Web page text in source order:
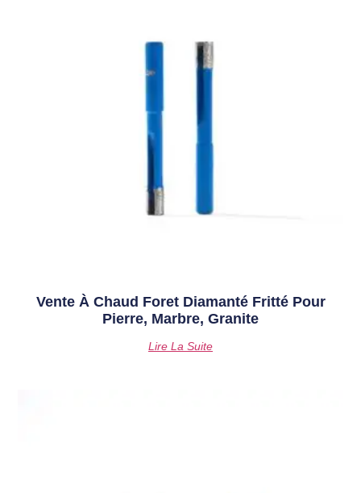
Vente À Chaud Foret Diamanté Fritté Pour
Pierre, Marbre, Granite
Lire La Suite